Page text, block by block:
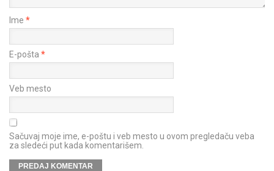
Ime *
E-pošta *
Veb mesto
Sačuvaj moje ime, e-poštu i veb mesto u ovom pregledaču veba
za sledeći put kada komentarišem.